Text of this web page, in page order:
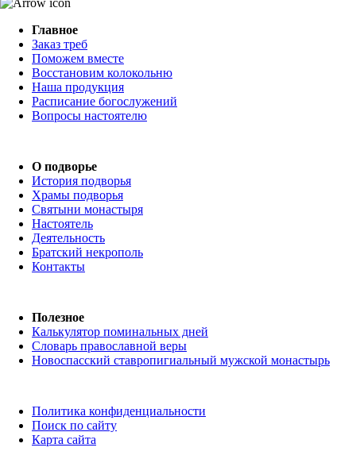
Главное
Заказ треб
Поможем вместе
Восстановим колокольню
Наша продукция
Расписание богослужений
Вопросы настоятелю
О подворье
История подворья
Храмы подворья
Святыни монастыря
Настоятель
Деятельность
Братский некрополь
Контакты
Полезное
Калькулятор поминальных дней
Словарь православной веры
Новоспасский ставропигиальный мужской монастырь
Политика конфиденциальности
Поиск по сайту
Карта сайта